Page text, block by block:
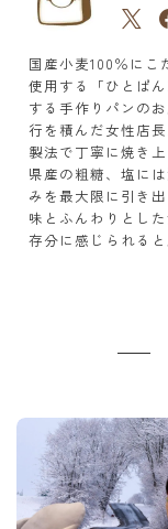
国産小麦100％にこ
使用する「ひとぱ
する手作りパンの
行を積んだ女性店
製法で丁寧に焼き
県産の粗糖、塩に
みを最大限に引き
味とふんわりとし
存分に感じられると